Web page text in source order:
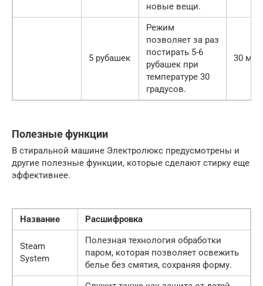
новые вещи.
5 рубашек
Режим
позволяет за раз
постирать 5-6
рубашек при
температуре 30
градусов.
30
Полезные функции
В стиральной машине Электролюкс предусмотрены и
другие полезные функции, которые сделают стирку еще
эффективнее.
Название Расшифровка
Steam
System
Полезная технология обработки
паром, которая позволяет освежить
белье без смятия, сохраняя форму.